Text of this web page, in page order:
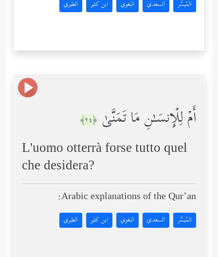
المُيسَّر السعدي البغوي ابن كثير الطبري
أَمۡ لِلۡإِنسَـٰنِ مَا تَمَنَّىٰ ﴿٢٤﴾
L'uomo otterrà forse tutto quel
che desidera?
Arabic explanations of the Qur’an:
المُيسَّر السعدي البغوي ابن كثير الطبري